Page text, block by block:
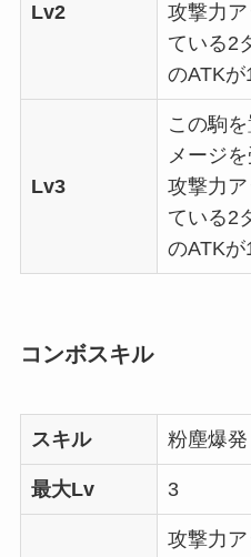
Lv2
攻撃力
ている2
のATKが
Lv3
この駒
メージを
攻撃力
ている2
のATKが
コンボスキル
スキル 粉塵爆発
最大Lv 3
攻撃力